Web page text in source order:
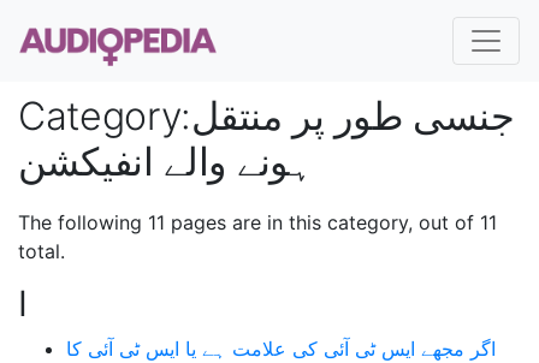
Category:جنسی طور پر منتقل
ہونے والے انفیکشن
The following 11 pages are in this category, out of 11
total.
ا
اگر مجھے ایس ٹی آئی کی علامت ہے یا ایس ٹی آئی کا